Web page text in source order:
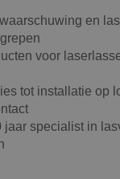
en
voor
tot installatie op
jaar specialist in